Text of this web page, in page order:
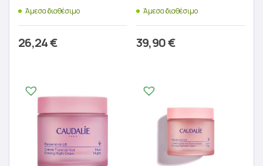
Άμεσα διαθέσιμο
26,24€
Άμεσα διαθέσιμο
39,90€